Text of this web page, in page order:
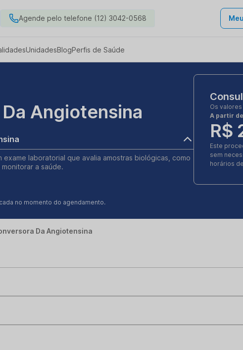
Agende pelo telefone (12) 3042-0568
UnidadesBlogPerfis de Saúde
Angiotensina
exame laboratorial que avalia amostras biológicas, como
a saúde.
no momento do agendamento.
Os
A partir
R$
Este
sem
horários
Da Angiotensina